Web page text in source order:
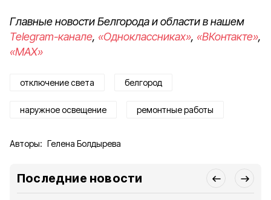
Главные новости Белгорода и области в нашем
Telegram-канале, «Одноклассниках», «ВКонтакте»,
«MAX»
отключение света белгород
наружное освещение ремонтные работы
Авторы: Гелена Болдырева
Последние новости